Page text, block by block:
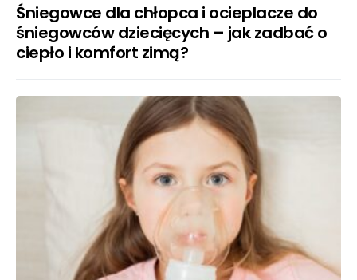
Śniegowce dla chłopca i ocieplacze do
śniegowców dziecięcych – jak zadbać o
ciepło i komfort zimą?